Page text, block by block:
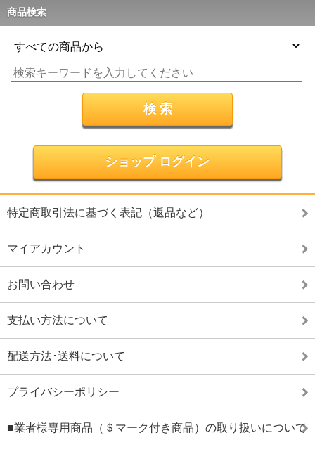
商品検索
ショップ ログイン
特定商取引法に基づく表記（返品など）
マイアカウント
お問い合わせ
支払い方法について
配送方法･送料について
プライバシーポリシー
■業者様専用商品（＄マーク付き商品）の取り扱いについて